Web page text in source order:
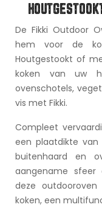
De Fikki Outdoor
hem voor de
Houtgestookt of
koken van uw
ovenschotels,
vis met Fikki.
Compleet
een plaatdikte
buitenhaard en
aangename sfeer
deze
koken, een